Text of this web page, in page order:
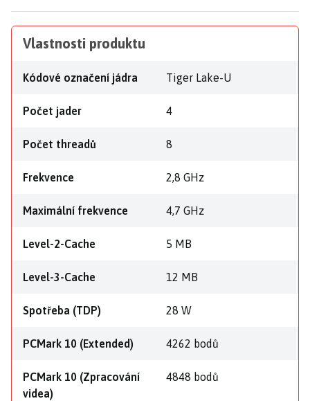
Vlastnosti produktu
Kódové označení jádra Tiger Lake-U
Počet jader 4
Počet threadů 8
Frekvence 2,8 GHz
Maximální frekvence 4,7 GHz
Level-2-Cache 5 MB
Level-3-Cache 12 MB
Spotřeba (TDP) 28 W
PCMark 10 (Extended) 4262 bodů
PCMark 10 (Zpracování
videa)
4848 bodů